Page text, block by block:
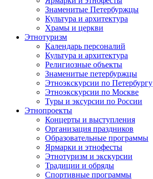
Знаменитые Петербуржцы
Культура и архитектура
Храмы и церкви
Этнотуризм
Календарь персоналий
Культура и архитектура
Религиозные объекты
Знаменитые петербуржцы
Этноэкскурсии по Петербургу
Этноэкскурсии по Москве
Туры и эксурсии по России
Этнопроекты
Концерты и выступления
Организация праздников
Образовательные программы
Ярмарки и этнофесты
Этнотуризм и экскурсии
Традиции и обряды
Спортивные программы